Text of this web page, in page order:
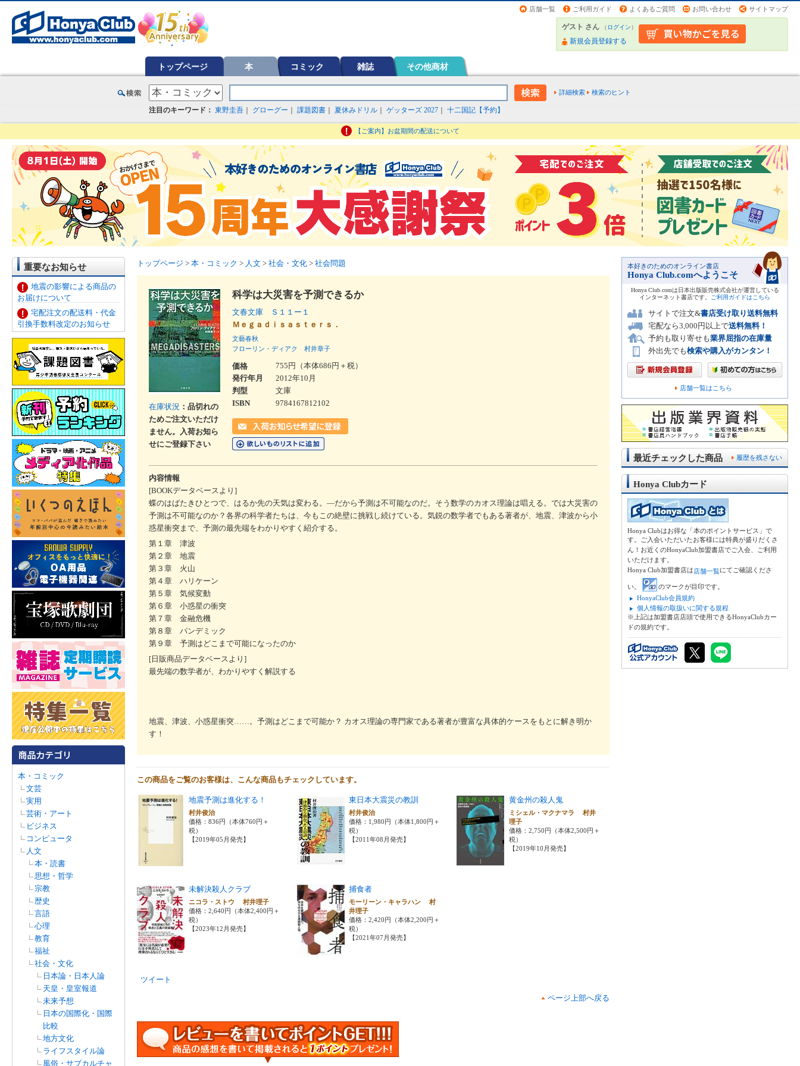
店舗一覧 ご利用ガイド よくあるご質問 お問い合わせ サイトマップ
ゲスト さん （ログイン）
新規会員登録する
トップページ 本 コミック 雑誌 その他商材
詳細検索 検索のヒント
注目のキーワード： 東野圭吾 グローグー 課題図書 夏休みドリル ゲッターズ 2027 十二国記【予約】
【ご案内】お盆期間の配送について
重要なお知らせ
地震の影響による商品の
お届けについて
宅配注文の配送料・代金
引換手数料改定のお知らせ
本・コミック
文芸
実用
芸術・アート
ビジネス
コンピュータ
人文
本・読書
思想・哲学
宗教
歴史
言語
心理
教育
福祉
社会・文化
日本論・日本人論
天皇・皇室報道
未来予想
日本の国際化・国際
比較
地方文化
ライフスタイル論
風俗・サブカルチャ
トップページ > 本・コミック > 人文 > 社会・文化 > 社会問題
在庫状況 ：品切れの
ためご注文いただけ
ません。入荷お知ら
せにご登録下さい
科学は大災害を予測できるか
文春文庫 Ｓ１１ー１
Ｍｅｇａｄｉｓａｓｔｅｒｓ．
文藝春秋
フローリン・ディアク
村井章子
価格
755円（本体686円＋税）
発行年月
2012年10月
判型
文庫
ISBN
9784167812102
内容情報
[BOOKデータベースより]
蝶のはばたきひとつで、はるか先の天気は変わる。―だから予測は不可能なのだ。そう数学のカオス理論は唱える。では大災害の
予測は不可能なのか？各界の科学者たちは、今もこの絶壁に挑戦し続けている。気鋭の数学者でもある著者が、地震、津波から小
惑星衝突まで、予測の最先端をわかりやすく紹介する。
第１章 津波
第２章 地震
第３章 火山
第４章 ハリケーン
第５章 気候変動
第６章 小惑星の衝突
第７章 金融危機
第８章 パンデミック
第９章 予測はどこまで可能になったのか
[日販商品データベースより]
最先端の数学者が、わかりやすく解説する
地震、津波、小惑星衝突……。予測はどこまで可能か？ カオス理論の専門家である著者が豊富な具体的ケースをもとに解き明か
す！
この商品をご覧のお客様は、こんな商品もチェックしています。
地震予測は進化する！
村井俊治
価格：836円（本体760円＋
税）
【2019年05月発売】
東日本大震災の教訓
村井俊治
価格：1,980円（本体1,800円＋
税）
【2011年08月発売】
黄金州の殺人鬼
ミシェル・マクナマラ 村井
理子
価格：2,750円（本体2,500円＋
税）
【2019年10月発売】
未解決殺人クラブ
ニコラ・ストウ 村井理子
価格：2,640円（本体2,400円＋
税）
【2023年12月発売】
捕食者
モーリーン・キャラハン 村
井理子
価格：2,420円（本体2,200円＋
税）
【2021年07月発売】
ツイート
ページ上部へ戻る
本好きのためのオンライン書店
Honya Club.comへようこそ
Honya Club.comは日本出版販売株式会社が運営している
インターネット書店です。
ご利用ガイドはこちら
サイトで注文&書店受け取り送料無料
宅配なら3,000円以上で送料無料！
予約も取り寄せも業界屈指の在庫量
外出先でも検索や購入がカンタン！
店舗一覧はこちら
履歴を残さない
最近チェックした商品
Honya Clubカード
Honya Clubはお得な「本のポイントサービス」で
す。ご入会いただいたお客様には特典が盛りだくさ
ん！お近くのHonyaClub加盟書店でご入会、ご利用
いただけます。
Honya Club加盟書店は店舗一覧にてご確認くださ
い。
のマークが目印です。
HonyaClub会員規約
個人情報の取扱いに関する規程
※上記は加盟書店店頭で使用できるHonyaClubカー
ドの規約です。